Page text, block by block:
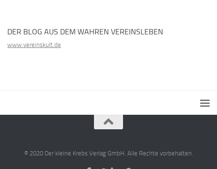
DER BLOG AUS DEM WAHREN VEREINSLEBEN
www.vereinskult.de
© 2020 Der kleine Krebs Verlag GmbH. Alle Rechte vorbehalten.